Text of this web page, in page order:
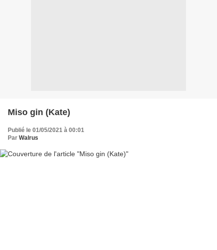
Miso gin (Kate)
Publié le 01/05/2021 à 00:01
Par Walrus